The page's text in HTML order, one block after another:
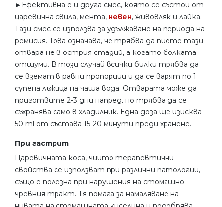
►Ефективна е и друга смес, която се състои от
царевична свила, мента, невен, живовляк и лайка.
Тази смес се използва за удължаване на периода на
ремисия. Това означава, че трябва да пиете тази
отвара не в острия стадий, а когато болката
отшуми. В този случай всички билки трябва да
се вземат в равни пропорции и да се варят по 1
супена лъжица на чаша вода. Отварата може да
приготвите 2-3 дни напред, но трябва да се
съхранява само в хладилник. Една доза ще изисква
50 ml от състава 15-20 минути преди хранене.
При гастрит
Царевичната коса, чиито терапевтични
свойства се използват при различни патологии,
също е полезна при нарушения на стомашно-
чревния тракт. Тя помага за намаляване на